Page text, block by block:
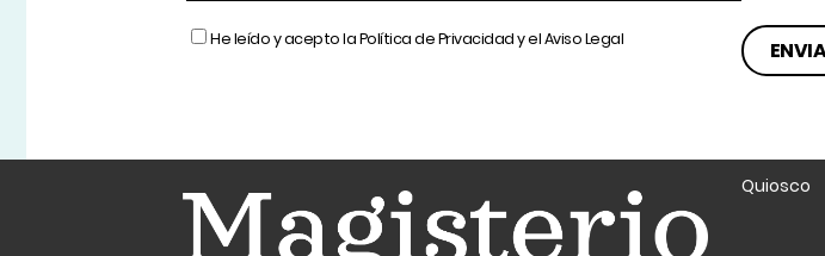
He leído y acepto laPolítica de Privacidady elAviso Legal
Quiosco